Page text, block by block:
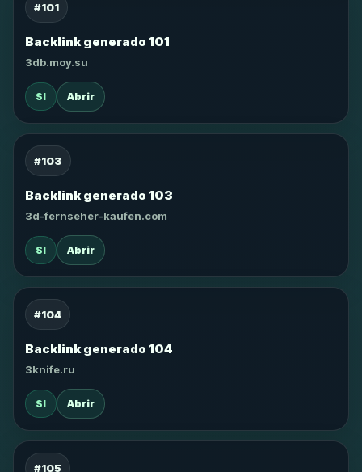
#101
Backlink generado 101
3db.moy.su
SI Abrir
#103
Backlink generado 103
3d-fernseher-kaufen.com
SI Abrir
#104
Backlink generado 104
3knife.ru
SI Abrir
#105